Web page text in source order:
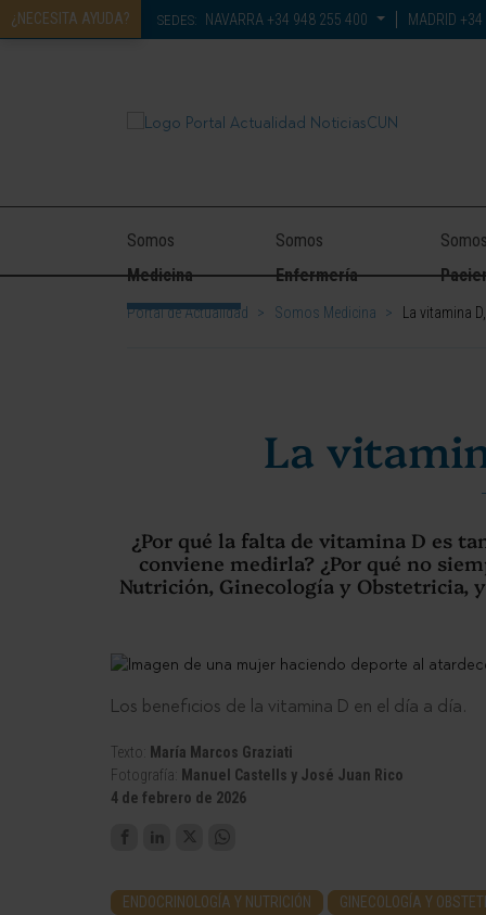
¿NECESITA AYUDA? SEDES: NAVARRA +34 948 255 400 MADRID
Somos
Medicina
Somos
Enfermería
Somos
Portal de Actualidad > Somos Medicina > La vitamina
La
¿Por qué la falta de vitamina D es
conviene medirla? ¿Por qué no
Nutrición, Ginecología y Obstetricia,
Los beneficios de la vitamina D en el día a día.
Texto:
María Marcos Graziati
Fotografía:
Manuel Castells y José Juan Rico
4 de febrero de 2026
ENDOCRINOLOGÍA Y NUTRICIÓN GINECOLOGÍA Y